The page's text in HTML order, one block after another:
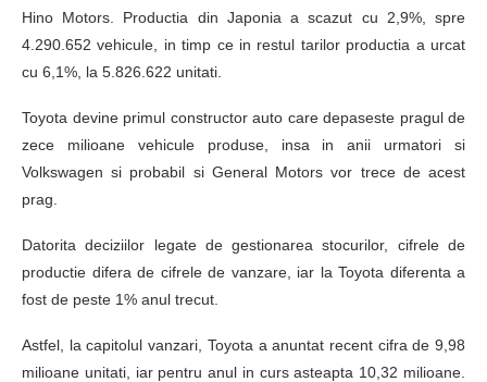
Hino Motors. Productia din Japonia a scazut cu 2,9%, spre
4.290.652 vehicule, in timp ce in restul tarilor productia a urcat
cu 6,1%, la 5.826.622 unitati.
Toyota devine primul constructor auto care depaseste pragul de
zece milioane vehicule produse, insa in anii urmatori si
Volkswagen si probabil si General Motors vor trece de acest
prag.
Datorita deciziilor legate de gestionarea stocurilor, cifrele de
productie difera de cifrele de vanzare, iar la Toyota diferenta a
fost de peste 1% anul trecut.
Astfel, la capitolul vanzari, Toyota a anuntat recent cifra de 9,98
milioane unitati, iar pentru anul in curs asteapta 10,32 milioane.